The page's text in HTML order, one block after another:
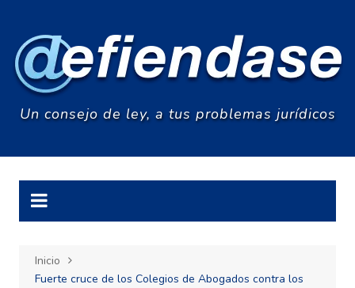
contenido
Un consejo de ley, a tus problemas jurídicos
Inicio
Fuerte cruce de los Colegios de Abogados contra los